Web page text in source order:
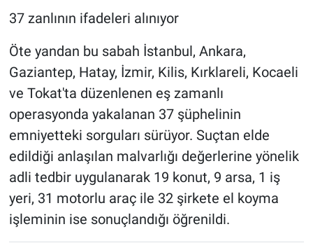
37 zanlının ifadeleri alınıyor
Öte yandan bu sabah İstanbul, Ankara,
Gaziantep, Hatay, İzmir, Kilis, Kırklareli, Kocaeli
ve Tokat'ta düzenlenen eş zamanlı
operasyonda yakalanan 37 şüphelinin
emniyetteki sorguları sürüyor. Suçtan elde
edildiği anlaşılan malvarlığı değerlerine yönelik
adli tedbir uygulanarak 19 konut, 9 arsa, 1 iş
yeri, 31 motorlu araç ile 32 şirkete el koyma
işleminin ise sonuçlandığı öğrenildi.